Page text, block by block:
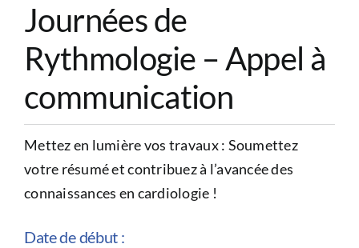
Journées de
Rythmologie – Appel à
communication
Mettez en lumière vos travaux : Soumettez
votre résumé et contribuez à l’avancée des
connaissances en cardiologie !
Date de début :